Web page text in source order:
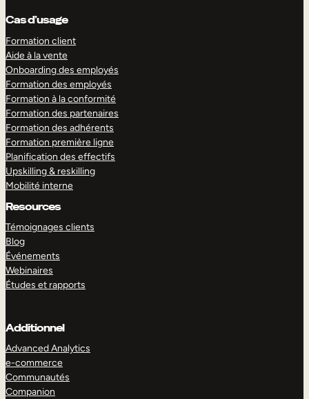
Cas d’usage
Formation client
Aide à la vente
Onboarding des employés
Formation des employés
Formation à la conformité
Formation des partenaires
Formation des adhérents
Formation première ligne
Planification des effectifs
Upskilling & reskilling
Mobilité interne
Resources
Témoignages clients
Blog
Événements
Webinaires
Études et rapports
Additionnel
Advanced Analytics
e-commerce
Communautés
Companion